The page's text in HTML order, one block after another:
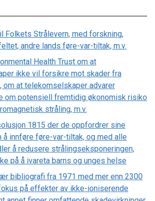
Folkets Strålevern, med forskning,
andre lands føre-var-tiltak, m.v.
Health Trust om at
ikke vil forsikre mot skader fra
om at telekomselskaper advarer
om potensiell fremtidig økonomisk risiko
stråling, m.v.
1815 der de oppfordrer sine
å innføre føre-var-tiltak, og med alle
å redusere strålingseksponeringen,
på å ivareta barns og unges helse
bibliografi fra 1971 med mer enn 2300
på effekter av ikke-ioniserende